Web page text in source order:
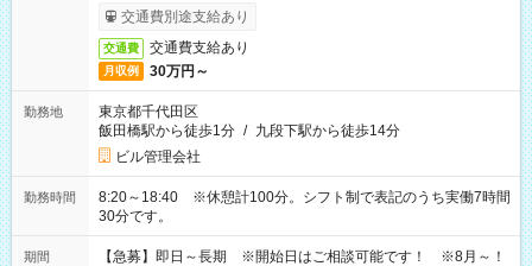
交通費別途支給あり
交通費 交通費支給あり
月収例 30万円～
勤務地
東京都千代田区
飯田橋駅から徒歩1分 / 九段下駅から徒歩14分
ビル管理会社
勤務時間
8:20～18:40 ※休憩計100分。シフト制で表記のうち実働7時間
30分です。
期間 【急募】即日～長期 ※開始日はご相談可能です！ ※8月～！